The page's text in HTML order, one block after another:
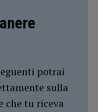
potrai
sulla
che tu riceva